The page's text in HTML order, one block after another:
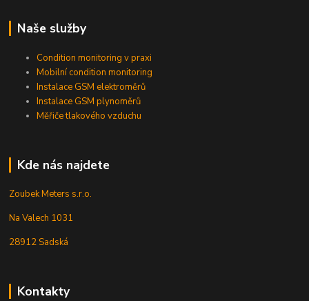
Naše služby
Condition monitoring v praxi
Mobilní condition monitoring
Instalace GSM elektroměrů
Instalace GSM plynoměrů
Měřiče tlakového vzduchu
Kde nás najdete
Zoubek Meters s.r.o.
Na Valech 1031
28912 Sadská
Kontakty